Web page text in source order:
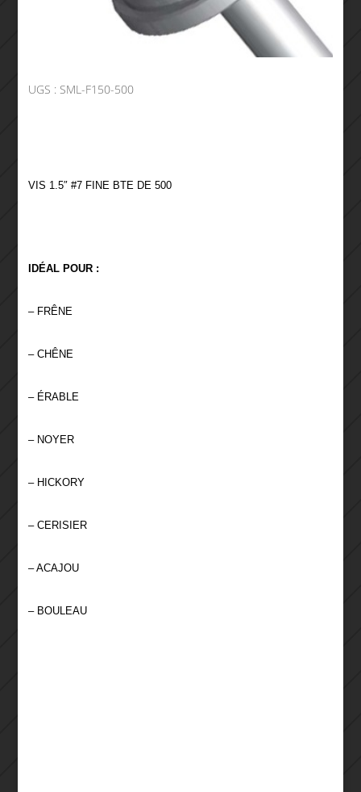
UGS : SML-F150-500
VIS 1.5″ #7 FINE BTE DE 500
IDÉAL POUR :
– FRÊNE
– CHÊNE
– ÉRABLE
– NOYER
– HICKORY
– CERISIER
– ACAJOU
– BOULEAU